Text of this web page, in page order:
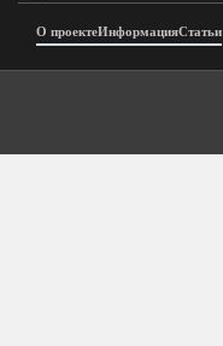
О проектеИнформацияСтатьи